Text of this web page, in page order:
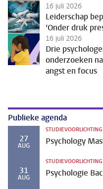
16 juli 2026
Leiderschap
‘Onder druk
16 juli 2026
Drie
onderzoeken
angst en focus
Publieke agenda
27
AUG
STUDIEVOORLICHTING
Psychology
31
AUG
STUDIEVOORLICHTING
Psychologie